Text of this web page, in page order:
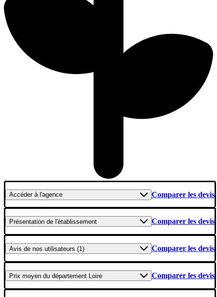
Accéderà l'agence Comparer les devis
Présentation de l'établissement Comparer les devis
Avis de nos utilisateurs (1) Comparer les devis
Prix moyen du département Loire Comparer les devis